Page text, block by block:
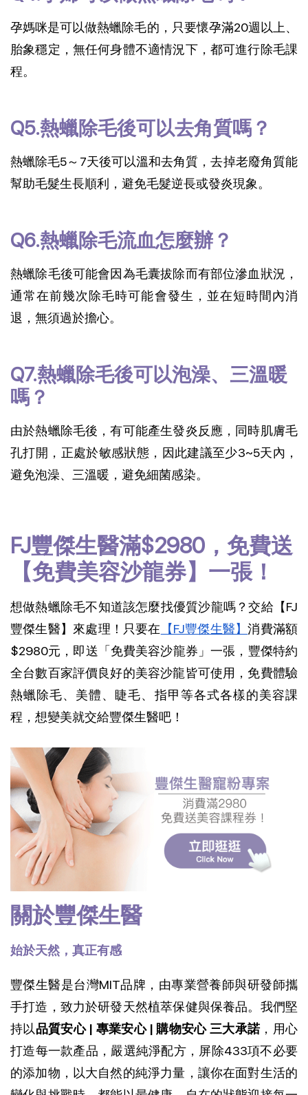
孕媽咪是可以做熱蠟除毛的，只要懷孕滿20週以上、
胎象穩定，無任何身體不適情況下，都可進行除毛課
程。
Q5.熱蠟除毛後可以去角質嗎？
熱蠟除毛5～7天後可以溫和去角質，去掉老廢角質能
幫助毛髮生長順利，避免毛髮逆長或發炎現象。
Q6.熱蠟除毛流血怎麼辦？
熱蠟除毛後可能會因為毛囊拔除而有部位滲血狀況，
通常在前幾次除毛時可能會發生，並在短時間內消
退，無須過於擔心。
Q7.熱蠟除毛後可以泡澡、三溫暖
嗎？
由於熱蠟除毛後，有可能產生發炎反應，同時肌膚毛
孔打開，正處於敏感狀態，因此建議至少3~5天內，
避免泡澡、三溫暖，避免細菌感染。
FJ豐傑生醫滿$2980，免費送
【免費美容沙龍券】一張！
想做熱蠟除毛不知道該怎麼找優質沙龍嗎？交給【FJ
豐傑生醫】來處理！只要在 【FJ豐傑生醫】消費滿額
$2980元，即送「免費美容沙龍券」一張，豐傑特約
全台數百家評價良好的美容沙龍皆可使用，免費體驗
熱蠟除毛、美體、睫毛、指甲等各式各樣的美容課
程，想變美就交給豐傑生醫吧！
關於豐傑生醫
始於天然，真正有感
豐傑生醫是台灣MIT品牌，由專業營養師與研發師攜
手打造，致力於研發天然植萃保健與保養品。我們堅
持以品質安心 | 專業安心 | 購物安心 三大承諾，用心
打造每一款產品， 嚴選純淨配方，屏除433項不必要
的添加物，以大自然的純淨力量，讓你在面對生活的